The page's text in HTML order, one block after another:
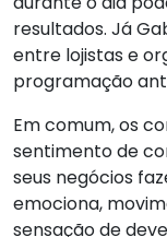
resultados. Já
entre lojistas e
programação
Em comum, os
sentimento de
seus negócios
emociona,
sensação de